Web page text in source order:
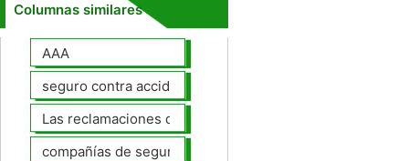
Columnas similares
AAA
seguro contra accidentes
Las reclamaciones de seguros de automóviles
compañías de seguros de coche